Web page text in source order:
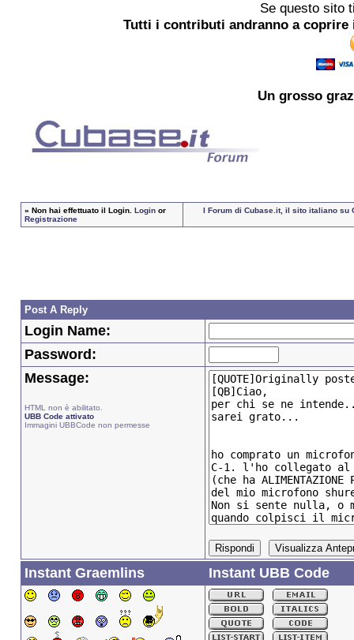
Se questo sito
Tutti i contributi andranno a
Un grosso
» Non hai effettuato il Login. Loginor
Registrazione
I Forum di Cubase.it, il sito italiano su
Post A Reply
Login Name:
Password:
Message:
HTML non è abilitato.
UBB Code attivato
Immagini UBBCode non permesse
Instant Graemlins Instant UBB Code